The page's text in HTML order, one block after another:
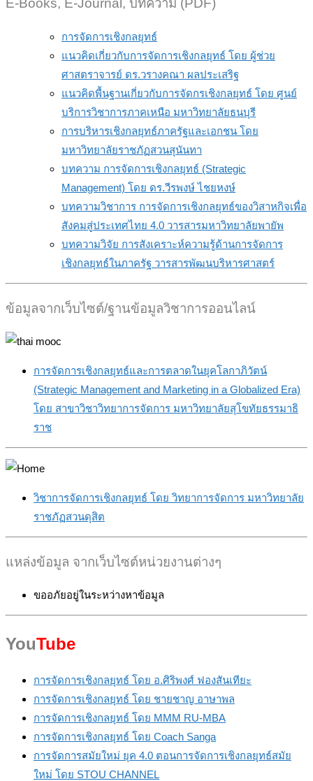
E-Books, E-Journal, บทความ (PDF)
การจัดการเชิงกลยุทธ์
แนวคิดเกี่ยวกับการจัดการเชิงกลยุทธ์ โดย ผู้ช่วย
ศาสตราจารย์ ดร.วรางคณา ผลประเสริฐ
แนวคิดพื้นฐานเกี่ยวกับการจัดกรเชิงกลยุทธ์ โดย ศูนย์
บริการวิชาการภาคเหนือ มหาวิทยาลัยธนบุรี
การบริหารเชิงกลยุทธ์ภาครัฐและเอกชน โดย
มหาวิทยาลัยราชภัฏสวนสุนันทา
บทความ การจัดการเชิงกลยุทธ์ (Strategic
Management) โดย ดร.วีรพงษ์ ไชยหงษ์
บทความวิชาการ การจัดการเชิงกลยุทธ์ของวิสาหกิจเพื่อ
สังคมสู่ประเทศไทย 4.0 วารสารมหาวิทยาลัยพายัพ
บทความวิจัย การสังเคราะห์ความรู้ด้านการจัดการ
เชิงกลยุทธ์ในภาครัฐ วารสารพัฒนบริหารศาสตร์
ข้อมูลจากเว็บไซต์/ฐานข้อมูลวิชาการออนไลน์
การจัดการเชิงกลยุทธ์และการตลาดในยุคโลกาภิวัตน์
(Strategic Management and Marketing in a Globalized Era)
โดย สาขาวิชาวิทยาการจัดการ มหาวิทยาลัยสุโขทัยธรรมาธิ
ราช
วิชาการจัดการเชิงกลยุทธ์ โดย วิทยาการจัดการ มหาวิทยาลัย
ราชภัฏสวนดุสิต
แหล่งข้อมูล จากเว็บไซต์หน่วยงานต่างๆ
ขออภัยอยู่ในระหว่างหาข้อมูล
YouTube
การจัดการเชิงกลยุทธ์ โดย อ.ศิริพงศ์ ฟองสันเทียะ
การจัดการเชิงกลยุทธ์ โดย ชายชาญ อาษาพล
การจัดการเชิงกลยุทธ์ โดย MMM RU-MBA
การจัดการเชิงกลยุทธ์ โดย Coach Sanga
การจัดการสมัยใหม่ ยุค 4.0 ตอนการจัดการเชิงกลยุทธ์สมัย
ใหม่ โดย STOU CHANNEL